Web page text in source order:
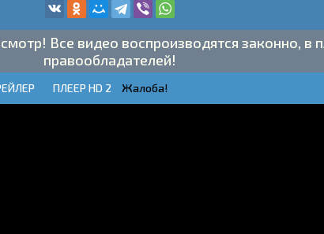
Все видео воспроизводятся законно, в
правообладателей!
ПЛЕЕР HD 2 Жалоба!